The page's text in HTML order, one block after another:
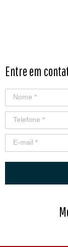
Entre em